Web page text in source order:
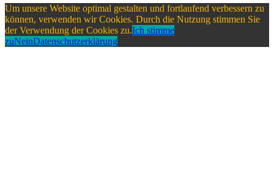
Um unsere Website optimal gestalten und fortlaufend verbessern zu
können, verwenden wir Cookies. Durch die Nutzung stimmen Sie
der Verwendung der Cookies zu.Ich stimme
zuNeinDatenschutzerklärung